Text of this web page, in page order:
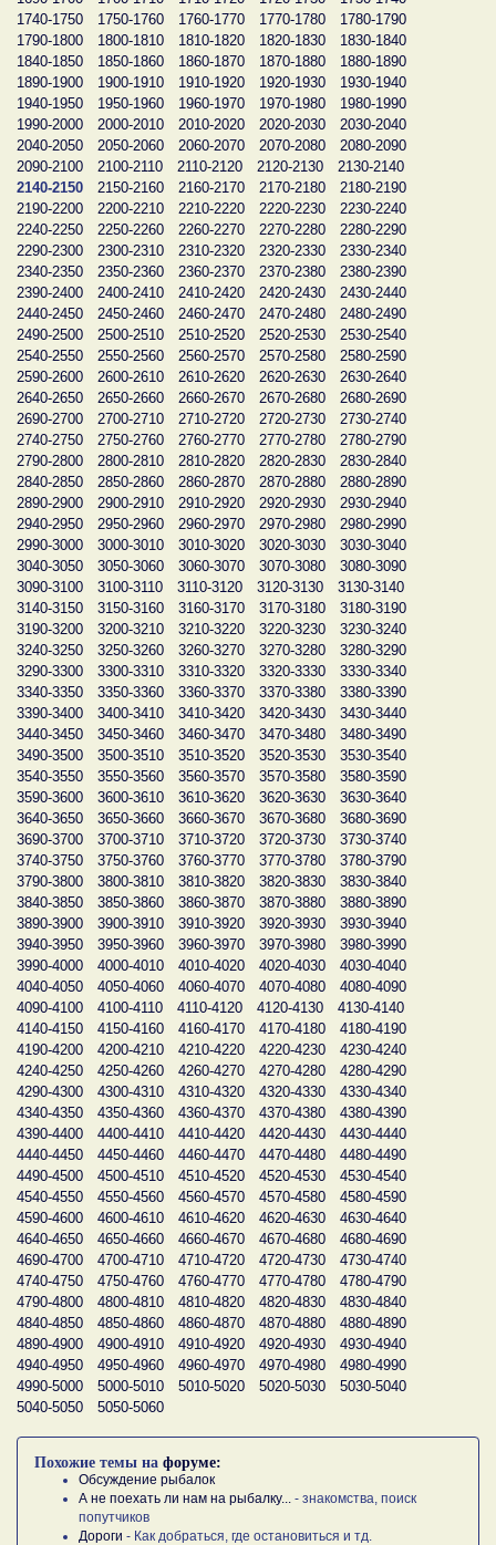
1740-1750
1750-1760 1760-1770 1770-1780
1780-1790
1790-1800
1800-1810 1810-1820 1820-1830
1830-1840
1840-1850
1850-1860 1860-1870 1870-1880
1880-1890
1890-1900
1900-1910 1910-1920 1920-1930
1930-1940
1940-1950
1950-1960 1960-1970 1970-1980
1980-1990
1990-2000
2000-2010 2010-2020 2020-2030
2030-2040
2040-2050
2050-2060 2060-2070 2070-2080
2080-2090
2090-2100
2100-2110 2110-2120 2120-2130
2130-2140
2140-2150
2150-2160 2160-2170 2170-2180
2180-2190
2190-2200
2200-2210 2210-2220 2220-2230
2230-2240
2240-2250
2250-2260 2260-2270 2270-2280
2280-2290
2290-2300
2300-2310 2310-2320 2320-2330
2330-2340
2340-2350
2350-2360 2360-2370 2370-2380
2380-2390
2390-2400
2400-2410 2410-2420 2420-2430
2430-2440
2440-2450
2450-2460 2460-2470 2470-2480
2480-2490
2490-2500
2500-2510 2510-2520 2520-2530
2530-2540
2540-2550
2550-2560 2560-2570 2570-2580
2580-2590
2590-2600
2600-2610 2610-2620 2620-2630
2630-2640
2640-2650
2650-2660 2660-2670 2670-2680
2680-2690
2690-2700
2700-2710 2710-2720 2720-2730
2730-2740
2740-2750
2750-2760 2760-2770 2770-2780
2780-2790
2790-2800
2800-2810 2810-2820 2820-2830
2830-2840
2840-2850
2850-2860 2860-2870 2870-2880
2880-2890
2890-2900
2900-2910 2910-2920 2920-2930
2930-2940
2940-2950
2950-2960 2960-2970 2970-2980
2980-2990
2990-3000
3000-3010 3010-3020 3020-3030
3030-3040
3040-3050
3050-3060 3060-3070 3070-3080
3080-3090
3090-3100
3100-3110 3110-3120 3120-3130
3130-3140
3140-3150
3150-3160 3160-3170 3170-3180
3180-3190
3190-3200
3200-3210 3210-3220 3220-3230
3230-3240
3240-3250
3250-3260 3260-3270 3270-3280
3280-3290
3290-3300
3300-3310 3310-3320 3320-3330
3330-3340
3340-3350
3350-3360 3360-3370 3370-3380
3380-3390
3390-3400
3400-3410 3410-3420 3420-3430
3430-3440
3440-3450
3450-3460 3460-3470 3470-3480
3480-3490
3490-3500
3500-3510 3510-3520 3520-3530
3530-3540
3540-3550
3550-3560 3560-3570 3570-3580
3580-3590
3590-3600
3600-3610 3610-3620 3620-3630
3630-3640
3640-3650
3650-3660 3660-3670 3670-3680
3680-3690
3690-3700
3700-3710 3710-3720 3720-3730
3730-3740
3740-3750
3750-3760 3760-3770 3770-3780
3780-3790
3790-3800
3800-3810 3810-3820 3820-3830
3830-3840
3840-3850
3850-3860 3860-3870 3870-3880
3880-3890
3890-3900
3900-3910 3910-3920 3920-3930
3930-3940
3940-3950
3950-3960 3960-3970 3970-3980
3980-3990
3990-4000
4000-4010 4010-4020 4020-4030
4030-4040
4040-4050
4050-4060 4060-4070 4070-4080
4080-4090
4090-4100
4100-4110 4110-4120 4120-4130
4130-4140
4140-4150
4150-4160 4160-4170 4170-4180
4180-4190
4190-4200
4200-4210 4210-4220 4220-4230
4230-4240
4240-4250
4250-4260 4260-4270 4270-4280
4280-4290
4290-4300
4300-4310 4310-4320 4320-4330
4330-4340
4340-4350
4350-4360 4360-4370 4370-4380
4380-4390
4390-4400
4400-4410 4410-4420 4420-4430
4430-4440
4440-4450
4450-4460 4460-4470 4470-4480
4480-4490
4490-4500
4500-4510 4510-4520 4520-4530
4530-4540
4540-4550
4550-4560 4560-4570 4570-4580
4580-4590
4590-4600
4600-4610 4610-4620 4620-4630
4630-4640
4640-4650
4650-4660 4660-4670 4670-4680
4680-4690
4690-4700
4700-4710 4710-4720 4720-4730
4730-4740
4740-4750
4750-4760 4760-4770 4770-4780
4780-4790
4790-4800
4800-4810 4810-4820 4820-4830
4830-4840
4840-4850
4850-4860 4860-4870 4870-4880
4880-4890
4890-4900
4900-4910 4910-4920 4920-4930
4930-4940
4940-4950
4950-4960 4960-4970 4970-4980
4980-4990
4990-5000
5000-5010 5010-5020 5020-5030
5030-5040
5040-5050
5050-5060
Похожие темы на форуме:
Обсуждение рыбалок
А не поехать ли нам на рыбалку... - знакомства, поиск
попутчиков
Дороги - Как добраться, где остановиться и тд.